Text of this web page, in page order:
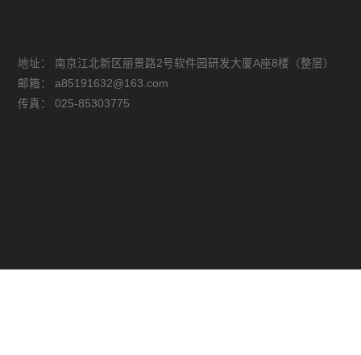
地址：
南京江北新区丽景路2号软件园研发大厦A座8楼（整层）
邮箱：
a85191632@163.com
传真：
025-85303775